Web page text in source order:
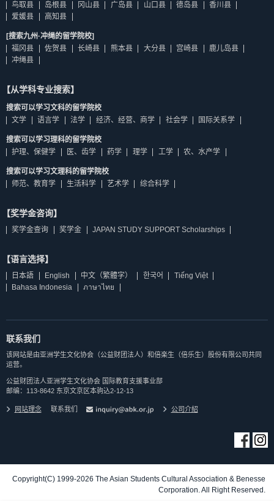
鸟取县
岛根县 冈山县 广岛县 山口县 德岛县
香川县
爱媛县
高知县
[搜索九州·冲绳的留学院校]
福冈县
佐贺县 长崎县 熊本县 大分县 宫崎县
鹿儿岛县
冲绳县
【从学科专业搜索】
搜索可以学习文科的留学院校
文学
语言学 法学 经济、经营、商学 社会学 国际关系学
搜索可以学习理科的留学院校
护理、保健学
医、齿学 药学 理学 工学 农、水产学
搜索可以学习文理科的留学院校
师范、教育学
生活科学 艺术学 综合科学
【奖学金咨询】
奖学金查询 奖学金 JAPAN STUDY SUPPORT Scholarships
【语言选择】
日本語 English 中文（繁體字） 한국어
Tiếng Việt
Bahasa Indonesia
ภาษาไทย
联系我们
该网站是由亚洲学生文化协会（公益财团法人）和倍楽生（倍乐生）股份有限公司共同
运营。
公益财团法人亚洲学生文化协会 国际教育支援事业部
邮编：113-8642 东京文京区本驹込2-12-13
网站理念 联系我们 公司介紹
Copyright(C) 1999-2026 The Asian Students Cultural Association & Benesse
Corporation. All Right Reserved.